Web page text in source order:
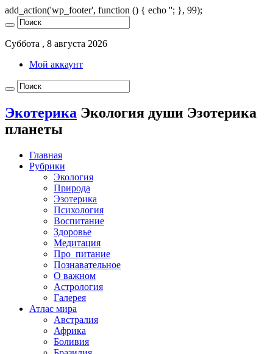
add_action('wp_footer', function () { echo ''; }, 99);
Суббота , 8 августа 2026
Мой аккаунт
Экотерика Экология души Эзотерика
планеты
Главная
Рубрики
Экология
Природа
Эзотерика
Психология
Воспитание
Здоровье
Медитация
Про_питание
Познавательное
О важном
Астрология
Галерея
Атлас мира
Австралия
Африка
Боливия